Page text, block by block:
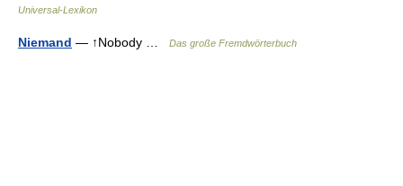
Universal-Lexikon
Niemand — ↑Nobody … Das große Fremdwörterbuch